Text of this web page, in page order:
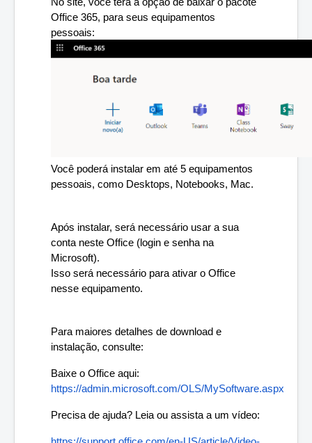
No site, você terá a opção de baixar o pacote
Office 365, para seus equipamentos
pessoais:
Você poderá instalar em até 5 equipamentos
pessoais, como Desktops, Notebooks, Mac.
Após instalar, será necessário usar a sua
conta neste Office (login e senha na
Microsoft).
Isso será necessário para ativar o Office
nesse equipamento.
Para maiores detalhes de download e
instalação, consulte:
https://admin.microsoft.com/OLS/MySoftware.aspx
Precisa de ajuda? Leia ou assista a um vídeo: